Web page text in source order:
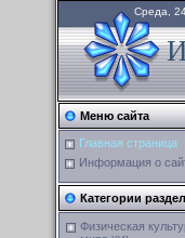
Среда,
Меню сайта
Главная страница
Информация о
Категории
Физическая